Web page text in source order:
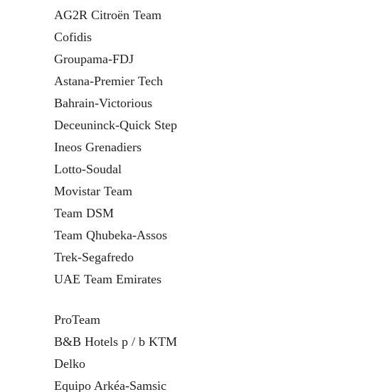
AG2R Citroën Team
Cofidis
Groupama-FDJ
Astana-Premier Tech
Bahrain-Victorious
Deceuninck-Quick Step
Ineos Grenadiers
Lotto-Soudal
Movistar Team
Team DSM
Team Qhubeka-Assos
Trek-Segafredo
UAE Team Emirates
ProTeam
B&B Hotels p / b KTM
Delko
Equipo Arkéa-Samsic